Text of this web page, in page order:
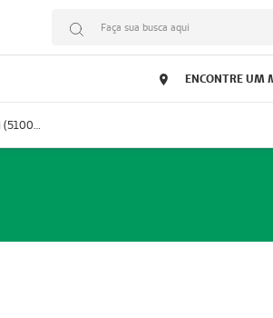
Faça sua busca aqui
ENCONTRE UM
Prestador Mosaicum Espaço Clínico Eireli (51004355-5)